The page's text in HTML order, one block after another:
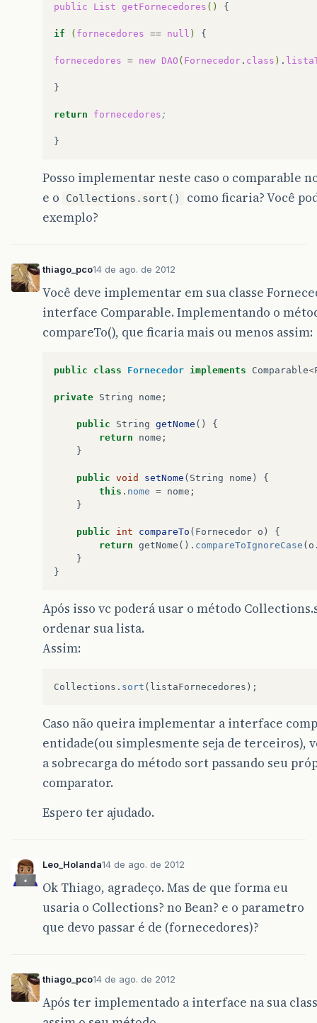
public List getFornecedores () {
if ( fornecedores == null ) {
fornecedores = new DAO ( Fornecedor . class ) .
}
return fornecedores ;
Posso implementar neste caso o comparable
e o
Collections.sort()
como ficaria? Você
exemplo?
thiago_pco14 de ago. de 2012
Você deve implementar em sua classe
interface Comparable. Implementando o
compareTo(), que ficaria mais ou menos assim:
public class Fornecedor implements Comparable<
private String nome ;
public String getNome ()
{
return
nome ;
}
public void setNome ( String nome )
{
this . nome = nome ;
}
public int compareTo ( Fornecedor o )
{
return getNome (). compareToIgnoreCase ( o
}
}
Após isso vc poderá usar o método
ordenar sua lista.
Assim:
Collections . sort ( listaFornecedores );
Caso não queira implementar a interface
entidade(ou simplesmente seja de terceiros),
a sobrecarga do método sort passando seu
comparator.
Espero ter ajudado.
Leo_Holanda14 de ago. de 2012
Ok Thiago, agradeço. Mas de que forma eu
usaria o Collections? no Bean? e o parametro
que devo passar é de (fornecedores)?
thiago_pco14 de ago. de 2012
Após ter implementado a interface na sua